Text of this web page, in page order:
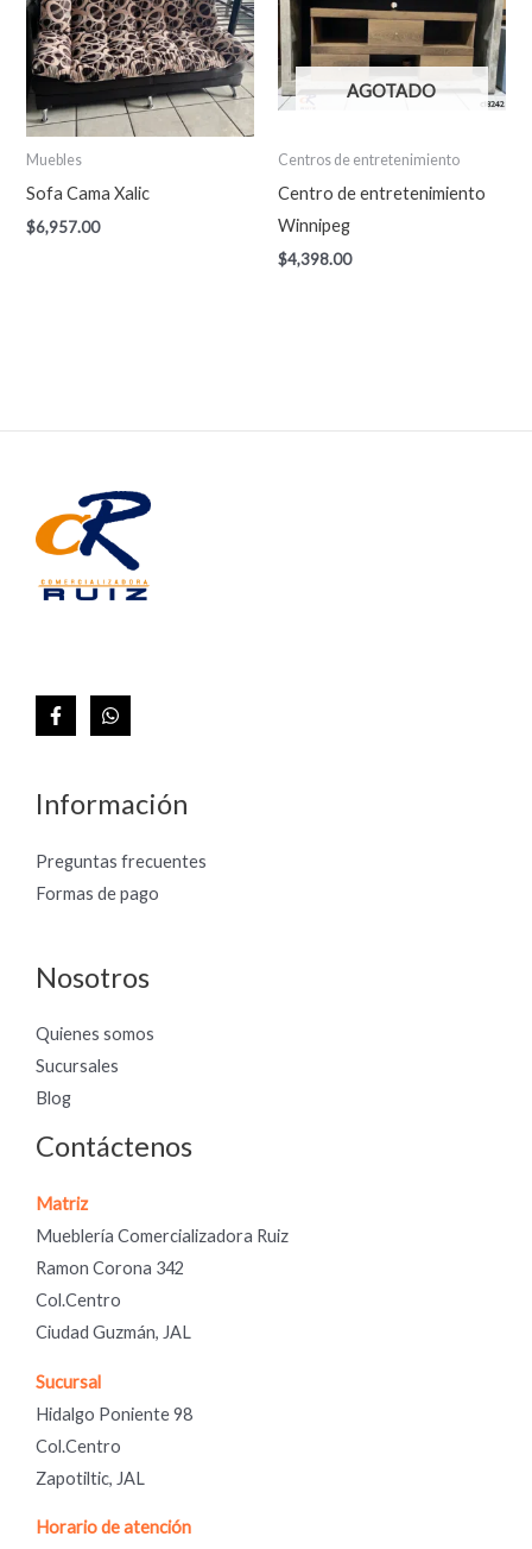
Muebles
Sofa Cama Xalic
$6,957.00
AGOTADO
Centros de entretenimiento
Centro de entretenimiento
Winnipeg
$4,398.00
Información
Preguntas frecuentes
Formas de pago
Nosotros
Quienes somos
Sucursales
Blog
Contáctenos
Matriz
Mueblería Comercializadora Ruiz
Ramon Corona 342
Col.Centro
Ciudad Guzmán, JAL
Sucursal
Hidalgo Poniente 98
Col.Centro
Zapotiltic, JAL
Horario de atención